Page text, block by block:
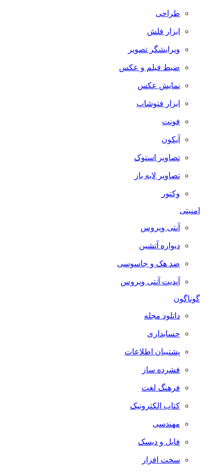
طراحی
ابزار فلش
ویرایشگر تصویر
ضبط فيلم و عكس
نمایش عکس
ابزار فتوشاپ
فونت
آیکون
تصاویر استوک
تصاویر لایه باز
وکتور
امنیتی
آنتی ویروس
دیواره آتشین
ضد هک و جاسوسی
آپدیت آنتی ویروس
گوناگون
دانلود مجله
حسابداری
پشتیبان اطلاعات
فشرده ساز
فرهنگ لغت
کتاب الکترونیک
مهندسی
فایل و دیسک
سخت افزار